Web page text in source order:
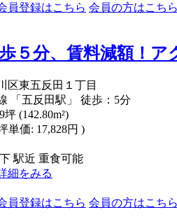
員登録はこちら 会員の方はこちら
５分、賃料減額！
区東五反田１丁目
「五反田駅」 徒歩：5分
坪 (142.80m²)
単価: 17,828円 )
駅近 重食可能
細をみる
員登録はこちら 会員の方はこちら